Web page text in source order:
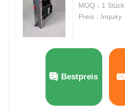
Bitte um ein Angebot
Omron SPS-Teile
MOQ：1 Stück
Preis：Inquiry
Bestpreis